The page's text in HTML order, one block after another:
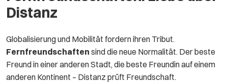
Distanz
Globalisierung und Mobilität fordern ihren Tribut.
Fernfreundschaften sind die neue Normalität. Der beste
Freund in einer anderen Stadt, die beste Freundin auf einem
anderen Kontinent – Distanz prüft Freundschaft.